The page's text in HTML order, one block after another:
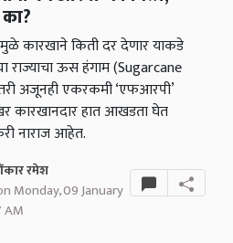
कारखाने किती दर देणार याकडे
ऊस हंगाम (Sugarcane
अजूनही एकरकमी ‘एफआरपी’
कारखानदार हात आखडता घेत
नाराज आहेत.
रमेश
Monday, 09 January
AM